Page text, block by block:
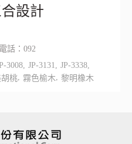
合設計
話：092
3008, JP-3131, JP-3338,
桃, 霧色榆木, 黎明橡木